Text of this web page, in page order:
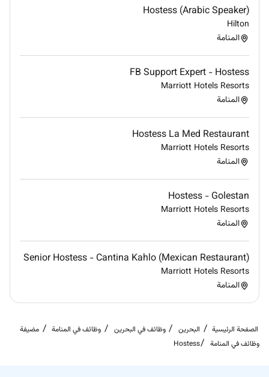
Hostess (Arabic Speaker)
Hilton
المنامة
FB Support Expert - Hostess
Marriott Hotels Resorts
المنامة
Hostess La Med Restaurant
Marriott Hotels Resorts
المنامة
Hostess - Golestan
Marriott Hotels Resorts
المنامة
Senior Hostess - Cantina Kahlo (Mexican Restaurant)
Marriott Hotels Resorts
المنامة
الصفحة الرئيسية البحرين وظائف في البحرين وظائف في المنامة
مضيفة
وظائف في المنامة
Hostess